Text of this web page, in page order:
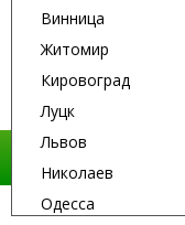
Винница
Житомир
Кировоград
Луцк
Львов
Николаев
Одесса
Доставка Цветов